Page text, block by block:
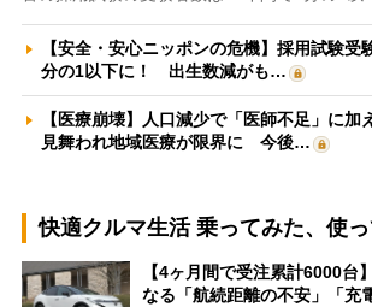
【安全・安心ニッポンの危機】採用試験受
分の1以下に！ 出生数減がも…
【医療崩壊】人口減少で「医師不足」に加
見舞われ地域医療が限界に 今後…
快適クルマ生活 乗ってみた、使
【4ヶ月間で受注累計6000台
なる「航続距離の不安」「充